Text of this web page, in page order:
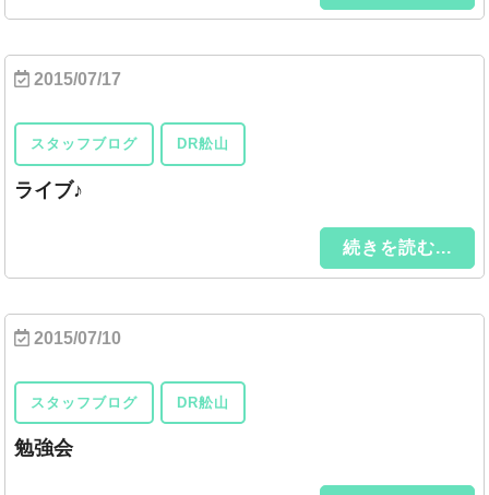
2015/07/17
スタッフブログ DR舩山
ライブ♪
続きを読む...
2015/07/10
スタッフブログ DR舩山
勉強会